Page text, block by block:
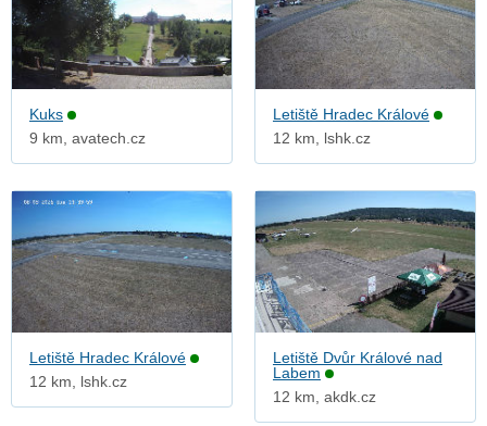
Kuks
9 km, avatech.cz
Letiště Hradec Králové
12 km, lshk.cz
Letiště Hradec Králové
12 km, lshk.cz
Letiště Dvůr Králové nad
Labem
12 km, akdk.cz